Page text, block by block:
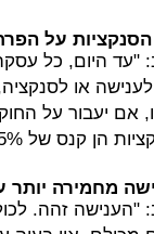
הסנקציות על
"עד היום, כל
לענישה או
קנס של 15%־30% מסכום ההפרה".
מחמירה
"הענישה זהה.